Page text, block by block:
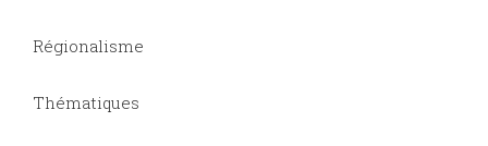
Régionalisme
Thématiques